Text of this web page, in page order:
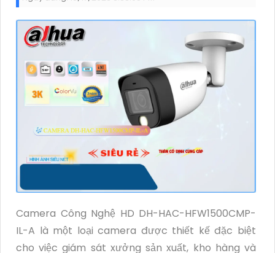
Camera Công Nghệ HD DH-HAC-HFW1500CMP-
IL-A là một loại camera được thiết kế đặc biệt
cho việc giám sát xưởng sản xuất, kho hàng và